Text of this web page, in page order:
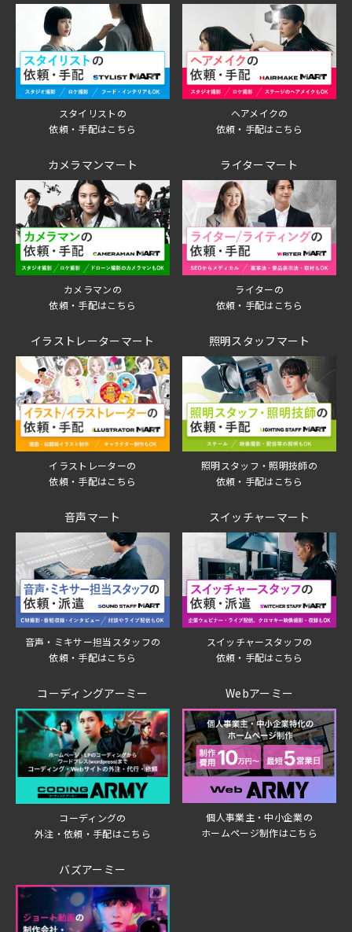
スタイリストの
依頼・手配はこちら
ヘアメイクの
依頼・手配はこちら
カメラマンマート
カメラマンの
依頼・手配はこちら
ライターマート
ライターの
依頼・手配はこちら
イラストレーターマート
イラストレーターの
依頼・手配はこちら
照明スタッフマート
照明スタッフ・照明技師の
依頼・手配はこちら
音声マート
音声・ミキサー担当スタッフの
依頼・手配はこちら
スイッチャーマート
スイッチャースタッフの
依頼・手配はこちら
コーディングアーミー
コーディングの
外注・依頼・手配はこちら
Webアーミー
個人事業主・中小企業の
ホームページ制作はこちら
バズアーミー